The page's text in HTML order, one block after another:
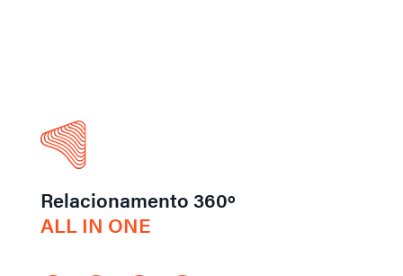
Relacionamento 360º
ALL IN ONE